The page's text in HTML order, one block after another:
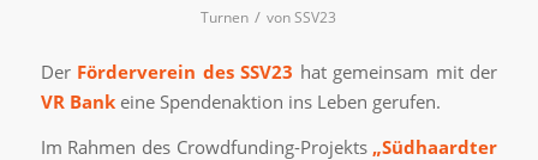
Turnen / vonSSV23
Der Förderverein des SSV23 hat gemeinsam mit der
VR Bankeine Spendenaktion ins Leben gerufen.
Im Rahmen des Crowdfunding-Projekts„Südhaardter